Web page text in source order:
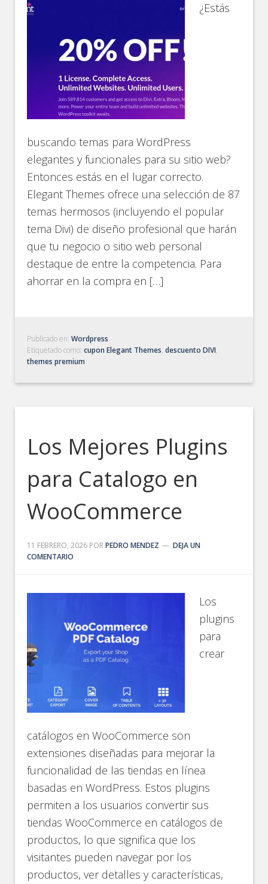
¿Estás
buscando temas para WordPress
elegantes y funcionales para su sitio web?
Entonces estás en el lugar correcto.
Elegant Themes ofrece una selección de 87
temas hermosos (incluyendo el popular
tema Divi) de diseño profesional que harán
que tu negocio o sitio web personal
destaque de entre la competencia. Para
ahorrar en la compra en […]
Publicado en:Wordpress
Etiquetado como:cupon Elegant Themes,descuento DIVI,
themes premium
Los Mejores Plugins
para Catalogo en
WooCommerce
11 FEBRERO, 2026 PORPEDRO MENDEZ
DEJA UN
COMENTARIO
Los
plugins
para
crear
catálogos en WooCommerce son
extensiones diseñadas para mejorar la
funcionalidad de las tiendas en línea
basadas en WordPress. Estos plugins
permiten a los usuarios convertir sus
tiendas WooCommerce en catálogos de
productos, lo que significa que los
visitantes pueden navegar por los
productos, ver detalles y características,